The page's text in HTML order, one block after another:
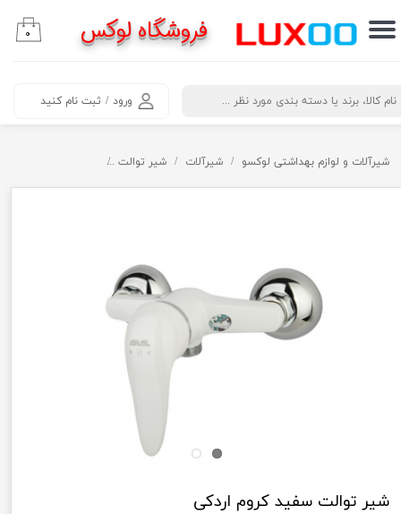
​جستجو ورود / ثبت نام کنید
حساب کاربری من
خروج از حساب کاربری
۰ فروشگاه لوکس
شیرآلات و لوازم بهداشتی لوکسو شیرآلات شیر توالت
شیر توالت سفید کروم اردکی